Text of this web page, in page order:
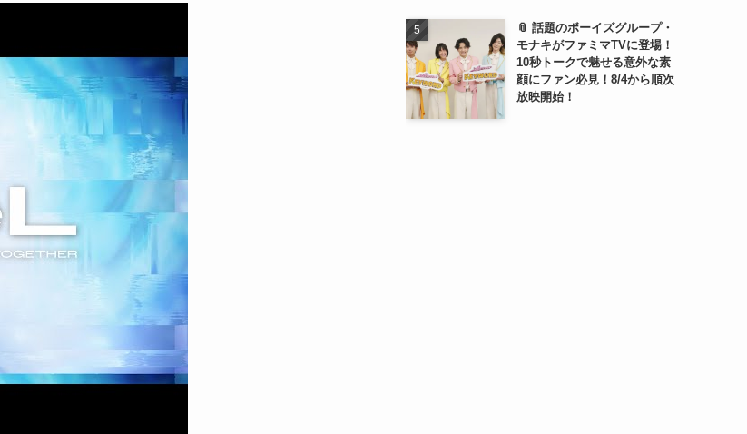
📎 話題のボーイズグループ・
モナキがファミマTVに登場！
10秒トークで魅せる意外な素
顔にファン必見！8/4から順次
放映開始！